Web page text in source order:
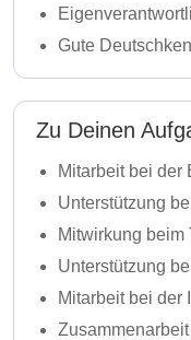
Gute
Zu Deinen
Mitarbeit bei der
Unterstützung
Mitwirkung
Unterstützung
Mitarbeit bei der